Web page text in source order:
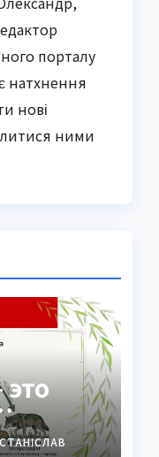
порталу
натхнення
нові
ними